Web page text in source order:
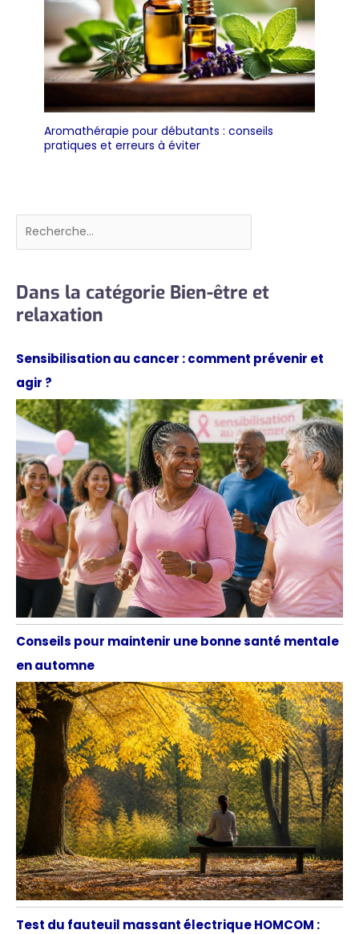
Aromathérapie pour débutants : conseils
pratiques et erreurs à éviter
Rechercher
Dans la catégorie Bien-être et
relaxation
Sensibilisation au cancer : comment prévenir et
agir ?
Conseils pour maintenir une bonne santé mentale
en automne
Test du fauteuil massant électrique HOMCOM :